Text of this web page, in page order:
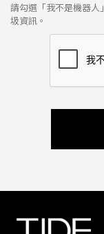
請勾選「我不是機器人
圾資訊。